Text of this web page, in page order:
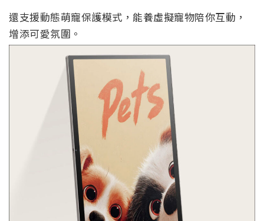
還支援動態萌寵保護模式，能養虛擬寵物陪你互動，
增添可愛氛圍。